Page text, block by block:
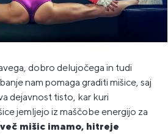
dobro delujočega in tudi
nam pomaga graditi mišice, saj
dejavnost tisto, kar kuri
jemljejo iz maščobe energijo za
več mišic imamo, hitreje